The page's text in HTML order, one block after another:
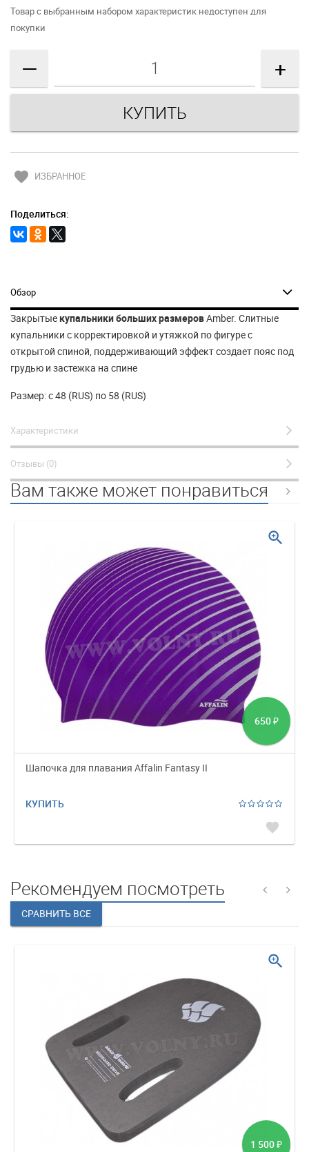
Товар с выбранным набором характеристик недоступен для
покупки
— +
favorite ИЗБРАННОЕ
Поделиться:
Обзор
Закрытые купальники больших размеровAmber. Слитные
купальники с корректировкой и утяжкой по фигуре с
открытой спиной, поддерживающий эффект создает пояс под
грудью и застежка на спине
Размер: с 48 (RUS) по 58 (RUS)
Характеристики
Отзывы (0)
Вам также может понравиться
650 ₽
Шапочка для плавания Affalin Fantasy II
КУПИТЬ
favorite
zoom_in
Рекомендуем посмотреть
1 500 ₽
zoom_in